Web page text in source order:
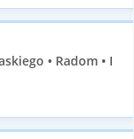
• Radom • I